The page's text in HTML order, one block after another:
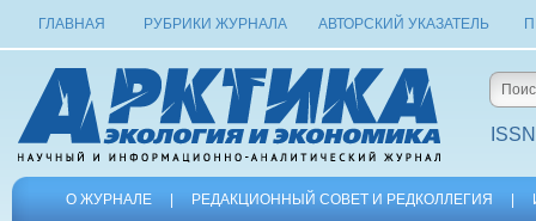
ГЛАВНАЯ РУБРИКИ ЖУРНАЛА АВТОРСКИЙ УКАЗАТЕЛЬ
О ЖУРНАЛЕ РЕДАКЦИОННЫЙ СОВЕТ И РЕДКОЛЛЕГИЯ